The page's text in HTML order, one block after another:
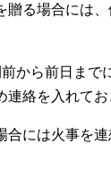
贈る場合には
から前日ま
絡を入れて
合には火事を